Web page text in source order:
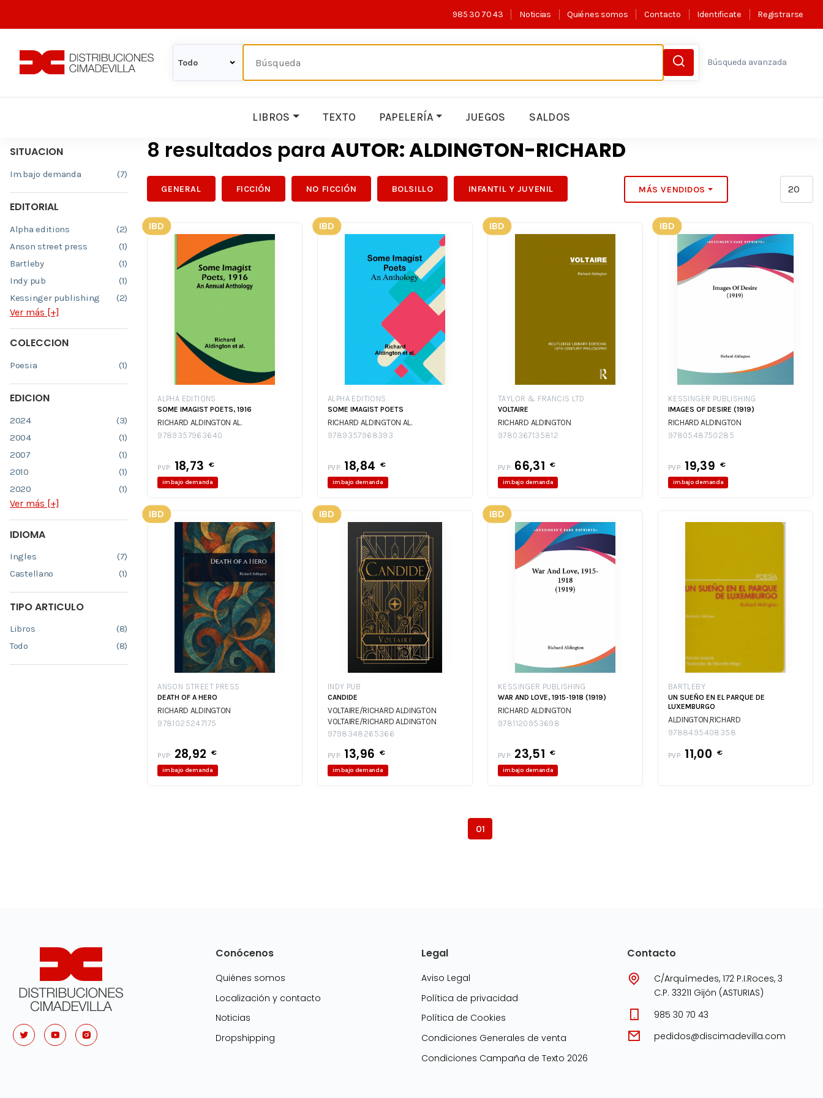
985 30 70 43 Noticias Quiénes somos Contacto Identificate Registrarse
Búsqueda avanzada
LIBROS TEXTO PAPELERÍA JUEGOS SALDOS
SITUACION
Im.bajo demanda (7)
EDITORIAL
Alpha editions
(2)
Anson street press
(1)
Bartleby
(1)
Indy pub
(1)
Kessinger publishing
(2)
Ver más [+]
COLECCION
Poesia (1)
EDICION
2024
(3)
2004
(1)
2007
(1)
2010
(1)
2020
(1)
Ver más [+]
IDIOMA
Ingles
(7)
Castellano
(1)
TIPO ARTICULO
Libros
(8)
Todo
(8)
8 resultados para AUTOR: ALDINGTON-RICHARD
GENERAL FICCIÓN NO FICCIÓN BOLSILLO INFANTIL Y JUVENIL MÁS VENDIDOS
IBD
ALPHA EDITIONS
SOME IMAGIST POETS, 1916
RICHARD ALDINGTON AL.
9789357963640
PVP: 18,73 €
im.bajo demanda
IBD
ALPHA EDITIONS
SOME IMAGIST POETS
RICHARD ALDINGTON AL.
9789357968393
PVP: 18,84 €
im.bajo demanda
IBD
TAYLOR & FRANCIS LTD
VOLTAIRE
RICHARD ALDINGTON
9780367135812
PVP: 66,31 €
im.bajo demanda
IBD
KESSINGER PUBLISHING
IMAGES OF DESIRE (1919)
RICHARD ALDINGTON
9780548750285
PVP: 19,39 €
im.bajo demanda
IBD
ANSON STREET PRESS
DEATH OF A HERO
RICHARD ALDINGTON
9781025247175
PVP: 28,92 €
im.bajo demanda
IBD
INDY PUB
CANDIDE
VOLTAIRE/RICHARD ALDINGTON
VOLTAIRE/RICHARD ALDINGTON
9798348265366
PVP: 13,96 €
im.bajo demanda
IBD
KESSINGER PUBLISHING
WAR AND LOVE, 1915-1918 (1919)
RICHARD ALDINGTON
9781120953698
PVP: 23,51 €
im.bajo demanda
BARTLEBY
UN SUEÑO EN EL PARQUE DE
LUXEMBURGO
ALDINGTON,RICHARD
9788495408358
PVP: 11,00 €
01
Conócenos
Quiénes somos
Localización y contacto
Noticias
Dropshipping
Legal
Aviso Legal
Política de privacidad
Política de Cookies
Condiciones Generales de venta
Condiciones Campaña de Texto 2026
Contacto
C/Arquímedes, 172 P.I.Roces, 3
C.P. 33211 Gijón (ASTURIAS)
985 30 70 43
pedidos@discimadevilla.com